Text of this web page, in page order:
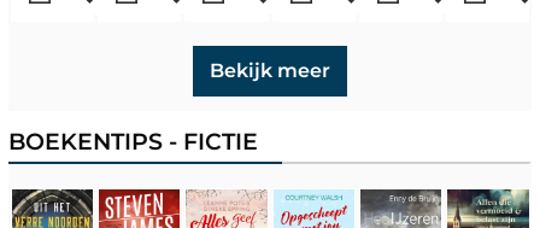
Bekijk meer
BOEKENTIPS - FICTIE